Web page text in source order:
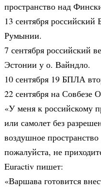
пространство над
13 сентября
Румынии.
7 сентября российский
Эстонии у о. Вайндло.
10 сентября 19 БПЛА
22 сентября на
«У меня к российскому
или самолет без
воздушное
пожалуйста, не
Euractiv пишет:
«Варшава готовится